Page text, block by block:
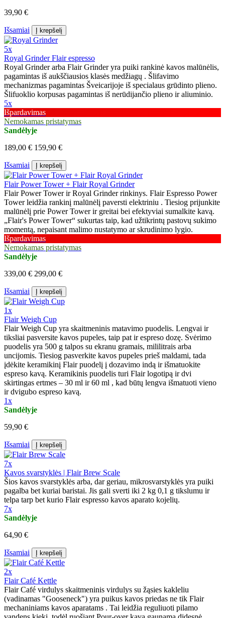
39,90 €
Išsamiai Į krepšelį
5x
Royal Grinder Flair espresso
Royal Grinder arba Flair Grinder yra puiki rankinė kavos malūnėlis,
pagamintas iš aukščiausios klasės medžiagų . Šlifavimo
mechanizmas pagamintas Šveicarijoje iš specialaus grūdinto plieno.
Šlifuoklio korpusas pagamintas iš nerūdijančio plieno ir aliuminio.
5x
Išpardavimas
Nemokamas pristatymas
Sandėlyje
189,00 € 159,90 €
Išsamiai Į krepšelį
Flair Power Tower + Flair Royal Grinder
Flair Power Tower ir Royal Grinder rinkinys. Flair Espresso Power
Tower leidžia rankinį malūnėlį paversti elektriniu . Tiesiog prijunkite
malūnėlį prie Power Tower ir greitai bei efektyviai sumalkite kavą.
„Flair's Power Tower“ sukurtas taip, kad užtikrintų pastovų sukimo
momentą, nepaisant malimo nustatymo ar skrudinimo lygio.
Išpardavimas
Nemokamas pristatymas
Sandėlyje
339,00 € 299,00 €
Išsamiai Į krepšelį
1x
Flair Weigh Cup
Flair Weigh Cup yra skaitmeninis matavimo puodelis. Lengvai ir
tiksliai pasversite kavos pupeles, taip pat ir espreso dozę. Svėrimo
puodelis yra 500 g talpos su ekranu gramais, mililitrais arba
uncijomis. Tiesiog pasverkite kavos pupeles prieš maldami, tada
įdėkite keramikinį Flair puodelį į dozavimo indą ir išmatuokite
espreso kavą. Keramikinis puodelis turi Flair logotipą ir dvi
skirtingas ertmes – 30 ml ir 60 ml , kad būtų lengva išmatuoti vieno
ir dvigubo espreso kavą.
1x
Sandėlyje
59,90 €
Išsamiai Į krepšelį
7x
Kavos svarstyklės | Flair Brew Scale
Šios kavos svarstyklės arba, dar geriau, mikrosvarstyklės yra puiki
pagalba bet kuriai baristai. Jis gali sverti iki 2 kg 0,1 g tikslumu ir
telpa tarp bet kurio Flair espresso kavos aparato kojelių.
7x
Sandėlyje
64,90 €
Išsamiai Į krepšelį
2x
Flair Café Kettle
Flair Café virdulys skaitmeninis virdulys su žąsies kakleliu
(vadinamas "Gooseneck") yra puikus kavos priedas ne tik Flair
mechaniniams kavos aparatams . Tai leidžia reguliuoti pilamo